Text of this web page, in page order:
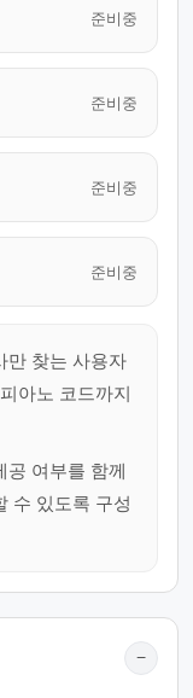
준비중
준비중
준비중
준비중
만 찾는 사용자
아노 코드까지
공 여부를 함께
수 있도록 구성
−